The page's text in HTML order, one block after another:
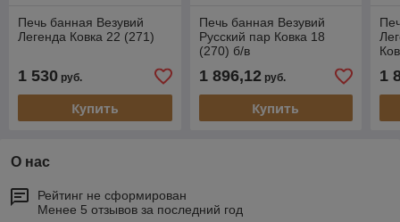
Печь банная Везувий
Легенда Ковка 22 (271)
1 530 руб.
Купить
Печь банная Везувий
Русский пар Ковка 18
(270) б/в
1 896,12руб.
Купить
1
О нас
Рейтинг не сформирован
Менее 5 отзывов за последний год